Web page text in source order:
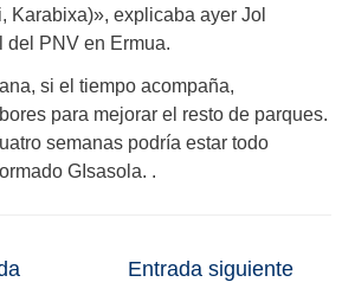
Karabixa)», explicaba ayer Jol
del PNV en Ermua.
si el tiempo acompaña,
para mejorar el resto de parques.
semanas podría estar todo
GIsasola. .
Entrada siguiente